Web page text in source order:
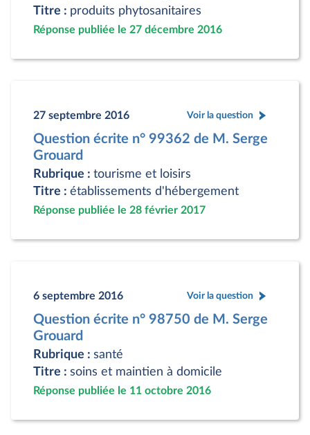
Titre : produits phytosanitaires
Réponse publiée le 27 décembre 2016
27 septembre 2016 Voir la question
Question écrite n° 99362 de M. Serge
Grouard
Rubrique : tourisme et loisirs
Titre : établissements d'hébergement
Réponse publiée le 28 février 2017
6 septembre 2016 Voir la question
Question écrite n° 98750 de M. Serge
Grouard
Rubrique : santé
Titre : soins et maintien à domicile
Réponse publiée le 11 octobre 2016